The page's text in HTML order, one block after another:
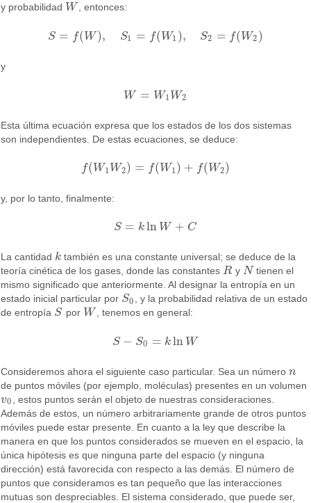
y probabilidad W
W , entonces:
S = f(W), S1 = f(W1 ), S2 = f(W2 )
S= W),S 1= (W 1),S2 W2
y
W = W1 W2
W=W1W2
Esta última ecuación expresa que los estados de los dos sistemas
son independientes. De estas ecuaciones, se deduce:
f(W1 W2) = f(W1 ) + f(W2)
f (W1 W2) =f(W1) + (W 2)
y, por lo tanto, finalmente:
S = kln W + C
S =klnW+ C
La cantidad k
k también es una constante universal; se deduce de la
teoría cinética de los gases, donde las constantes R
R y N
N tienen el
mismo significado que anteriormente. Al designar la entropía en un
estado inicial particular por S0
S0 , y la probabilidad relativa de un estado
de entropía S
S por W
W , tenemos en general:
S − S0 = kln W
S−S 0=k lnW
Consideremos ahora el siguiente caso particular. Sea un númeron
n
de puntos móviles (por ejemplo, moléculas) presentes en un volumen
v0
v0
, estos puntos serán el objeto de nuestras consideraciones.
Además de estos, un número arbitrariamente grande de otros puntos
móviles puede estar presente. En cuanto a la ley que describe la
manera en que los puntos considerados se mueven en el espacio, la
única hipótesis es que ninguna parte del espacio (y ninguna
dirección) está favorecida con respecto a las demás. El número de
puntos que consideramos es tan pequeño que las interacciones
mutuas son despreciables. El sistema considerado, que puede ser,